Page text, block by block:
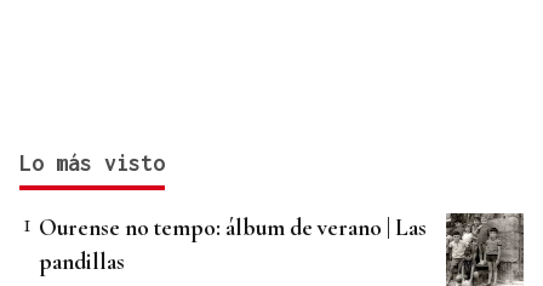
Lo más visto
Ourense no tempo: álbum de verano | Las
pandillas